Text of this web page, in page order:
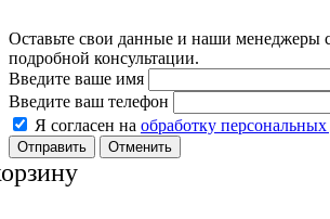
Оставьте свои данные и наши менеджеры
подробной консультации.
Введите ваше имя
Введите ваш телефон
Я согласен на обработку
Отменить